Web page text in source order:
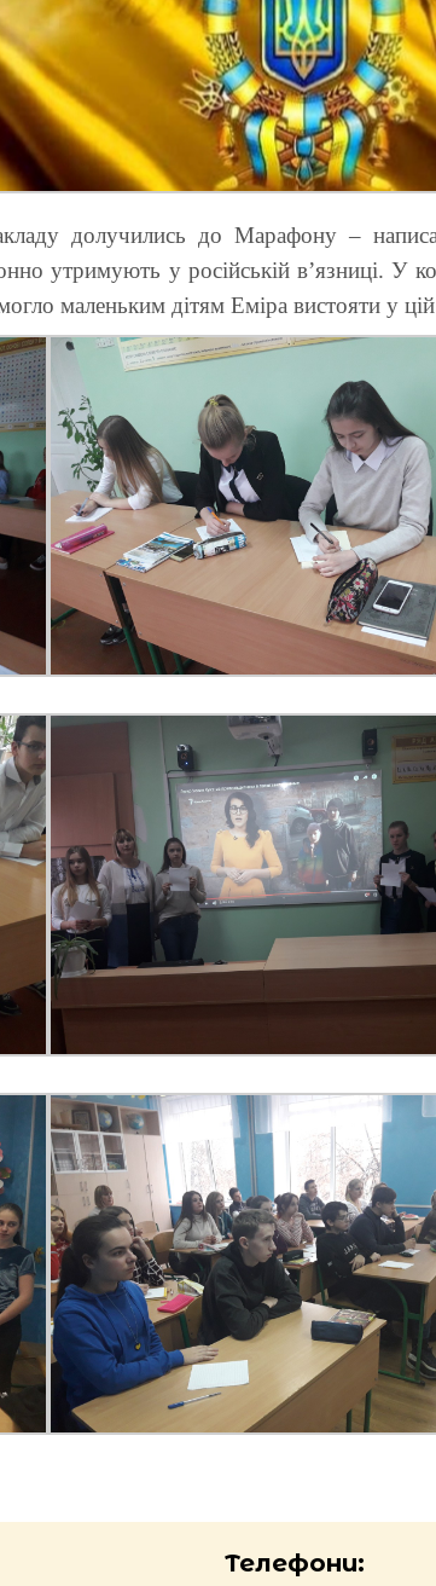
долучились до Марафону –
утримують у російській в’язниці. У
маленьким дітям Еміра вистояти у цій
Телефони: